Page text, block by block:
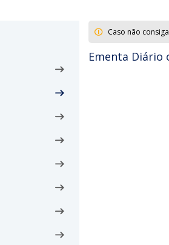
Caso não
Ementa Diário